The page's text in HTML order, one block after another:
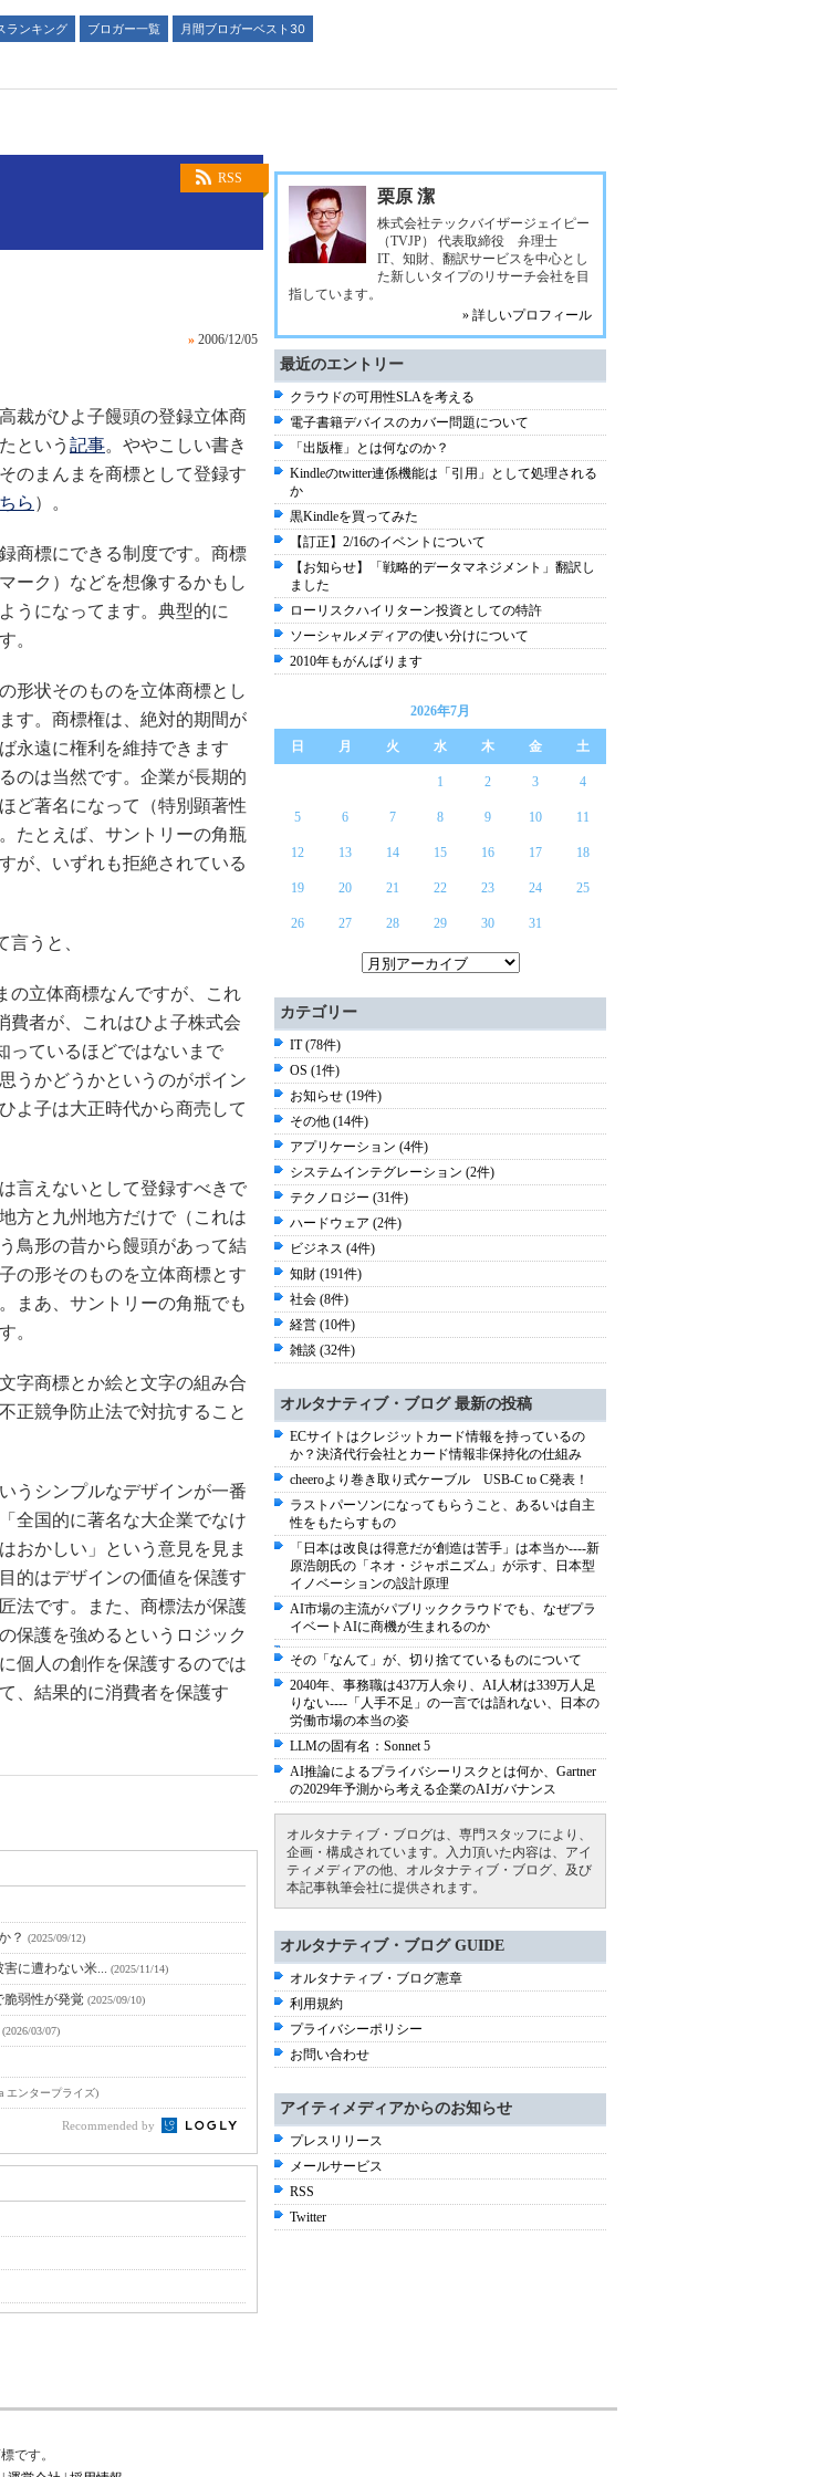
ランキング ブロガー一覧
月間ブロガーベスト30
RSS
» 2006/12/05
裁がひよ子饅頭の登録立体商
という 記事。ややこしい書き
のまんまを商標として登録す
ら ）。
商標にできる制度です。商標
ーク）などを想像するかもし
うになってます。典型的に
。
形状そのものを立体商標とし
す。商標権は、絶対的期間が
永遠に権利を維持できます
のは当然です。企業が長期的
ど著名になって（特別顕著性
たとえば、サントリーの角瓶
が、いずれも拒絶されている
言うと、
の立体商標なんですが、これ
費者が、これはひよ子株式会
っているほどではないまで
うかどうかというのがポイン
よ子は大正時代から商売して
言えないとして登録すべきで
方と九州地方だけで（これは
鳥形の昔から饅頭があって結
の形そのものを立体商標とす
まあ、サントリーの角瓶でも
。
字商標とか絵と文字の組み合
正競争防止法で対抗すること
うシンプルなデザインが一番
全国的に著名な大企業でなけ
おかしい」という意見を見ま
的はデザインの価値を保護す
法です。また、商標法が保護
保護を強めるというロジック
個人の創作を保護するのでは
、結果的に消費者を保護す
？ (2025/09/12)
に遭わない米... (2025/11/14)
弱性が発覚 (2025/09/10)
(2026/03/07)
エンタープライズ)
Recommended by
栗原 潔
株式会社テックバイザージェイピー
（TVJP） 代表取締役 弁理士
IT、知財、翻訳サービスを中心とし
た新しいタイプのリサーチ会社を目
指しています。
» 詳しいプロフィール
最近のエントリー
クラウドの可用性SLAを考える
電子書籍デバイスのカバー問題について
「出版権」とは何なのか？
Kindleのtwitter連係機能は「引用」として処理される
か
黒Kindleを買ってみた
【訂正】2/16のイベントについて
【お知らせ】「戦略的データマネジメント」翻訳し
ました
ローリスクハイリターン投資としての特許
ソーシャルメディアの使い分けについて
2010年もがんばります
2026年7月
日 月 火 水 木 金 土
1 2 3 4
5 6 7 8 9 10 11
12 13 14 15 16 17 18
19 20 21 22 23 24 25
26 27 28 29 30 31
カテゴリー
IT (78件)
OS (1件)
お知らせ (19件)
その他 (14件)
アプリケーション (4件)
システムインテグレーション (2件)
テクノロジー (31件)
ハードウェア (2件)
ビジネス (4件)
知財 (191件)
社会 (8件)
経営 (10件)
雑談 (32件)
オルタナティブ・ブログ 最新の投稿
ECサイトはクレジットカード情報を持っているの
か？決済代行会社とカード情報非保持化の仕組み
cheeroより巻き取り式ケーブル USB-C to C発表！
ラストパーソンになってもらうこと、あるいは自主
性をもたらすもの
「日本は改良は得意だが創造は苦手」は本当か----新
原浩朗氏の「ネオ・ジャポニズム」が示す、日本型
イノベーションの設計原理
AI市場の主流がパブリッククラウドでも、なぜプラ
イベートAIに商機が生まれるのか
その「なんて」が、切り捨てているものについて
2040年、事務職は437万人余り、AI人材は339万人足
りない----「人手不足」の一言では語れない、日本の
労働市場の本当の姿
LLMの固有名：Sonnet 5
AI推論によるプライバシーリスクとは何か、Gartner
の2029年予測から考える企業のAIガバナンス
オルタナティブ・ブログは、専門スタッフにより、
企画・構成されています。入力頂いた内容は、アイ
ティメディアの他、オルタナティブ・ブログ、及び
本記事執筆会社に提供されます。
オルタナティブ・ブログ GUIDE
オルタナティブ・ブログ憲章
利用規約
プライバシーポリシー
お問い合わせ
アイティメディアからのお知らせ
プレスリリース
メールサービス
RSS
Twitter
です。